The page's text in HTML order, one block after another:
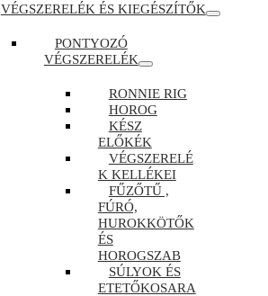
VÉGSZERELÉK ÉS KIEGÉSZÍTŐK
PONTYOZÓ
VÉGSZERELÉK
RONNIE RIG
HOROG
KÉSZ
ELŐKÉK
VÉGSZERELÉ
K KELLÉKEI
FŰZŐTŰ ,
FÚRÓ,
HUROKKÖTŐK
ÉS
HOROGSZAB
SÚLYOK ÉS
ETETŐKOSARA